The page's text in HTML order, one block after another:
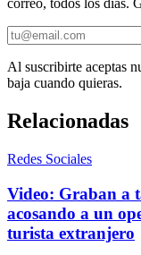
correo, todos los días.
Al suscribirte aceptas
baja cuando quieras.
Relacionadas
Redes Sociales
Video: Graban a
acosando a un
turista extranjero